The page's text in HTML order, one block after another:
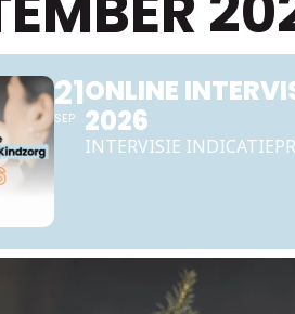
21
SEP
ONLINE
2026
INTERVISIE